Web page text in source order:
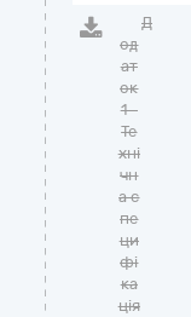
Д
од
ат
ок
1 -
Те
хні
чн
а с
пе
ци
фі
ка
ція